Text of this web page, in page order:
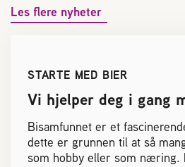
Les flere nyheter
STARTE MED BIER
Vi hjelper deg i gang
Bisamfunnet er et
dette er grunnen til at så
som hobby eller som næring.